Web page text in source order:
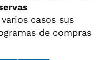
casos sus
de compras